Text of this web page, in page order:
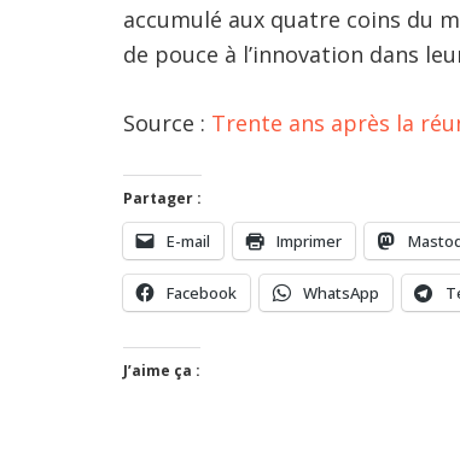
accumulé aux quatre coins du
de pouce à l’innovation dans
Source : Trente ans après la
Partager :
E-mail Imprimer
Facebook WhatsApp
J’aime ça :